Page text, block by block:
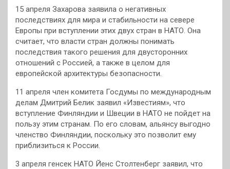
15 апреля Захарова заявила о негативных
последствиях для мира и стабильности на севере
Европы при вступлении этих двух стран в НАТО. Она
считает, что власти стран должны понимать
последствия такого решения для двусторонних
отношений с Россией, а также в целом для
европейской архитектуры безопасности.
11 апреля член комитета Госдумы по международным
делам Дмитрий Белик заявил «Известиям», что
вступление Финляндии и Швеции в НАТО не пойдет на
пользу этим странам. По его словам, альянсу выгодно
членство Финляндии, поскольку это позволит ему
приблизиться к России.
3 апреля генсек НАТО Йенс Столтенберг заявил, что